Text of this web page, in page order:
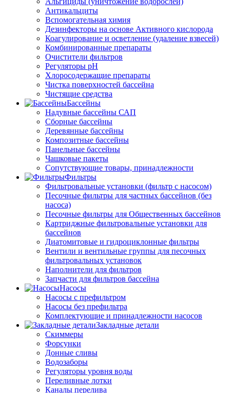
Антикальциты
Вспомогательная химия
Дезинфекторы на основе Активного кислорода
Коагулирование и осветление (удаление взвесей)
Комбинированные препараты
Очистители фильтров
Регуляторы pH
Хлоросодержащие препараты
Чистка поверхностей бассейна
Чистящие средства
Бассейны
Надувные бассейны САП
Сборные бассейны
Деревянные бассейны
Композитные бассейны
Панельные бассейны
Чашковые пакеты
Сопутствующие товары, принадлежности
Фильтры
Фильтровальные установки (фильтр с насосом)
Песочные фильтры для частных бассейнов (без
насоса)
Песочные фильтры для Общественных бассейнов
Картриджные фильтровальные установки для
бассейнов
Диатомитовые и гидроциклонные фильтры
Вентили и вентильные группы для песочных
фильтровальных установок
Наполнители для фильтров
Запчасти для фильтров бассейна
Насосы
Насосы с префильтром
Насосы без префильтра
Комплектующие и принадлежности насосов
Закладные детали
Скиммеры
Форсунки
Донные сливы
Водозаборы
Регуляторы уровня воды
Переливные лотки
Каналы перелива